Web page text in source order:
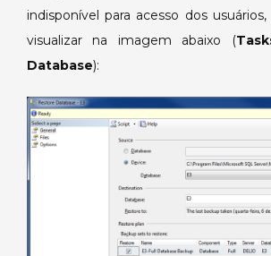
indisponível para acesso dos
visualizar na imagem abaixo (
Database):